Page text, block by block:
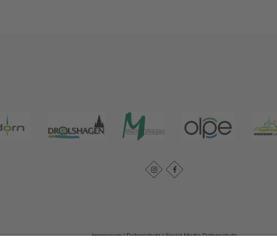
Impressum|Datenschutz|Social Media Datenschutz